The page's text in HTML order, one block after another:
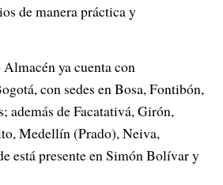
de manera práctica y
ya cuenta con
con sedes en Bosa, Fontibón,
además de Facatativá, Girón,
Medellín (Prado), Neiva,
está presente en Simón Bolívar y